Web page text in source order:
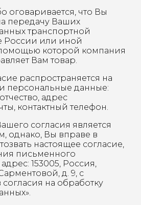
оговаривается, что Вы
передачу Ваших
транспортной
России или иной
которой компания
Вам товар.
распространяется на
персональные данные:
адрес
контактный телефон.
согласия является
однако, Вы вправе в
настоящее согласие,
письменного
153005, Россия,
д. 9, с
согласия на обработку